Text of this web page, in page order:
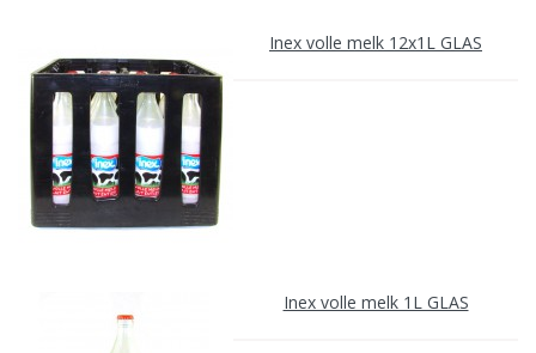
Inex volle melk 12x1L GLAS
Inex volle melk 1L GLAS